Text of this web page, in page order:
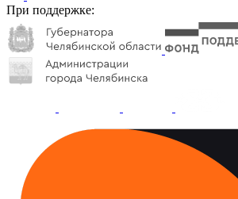
При поддержке: